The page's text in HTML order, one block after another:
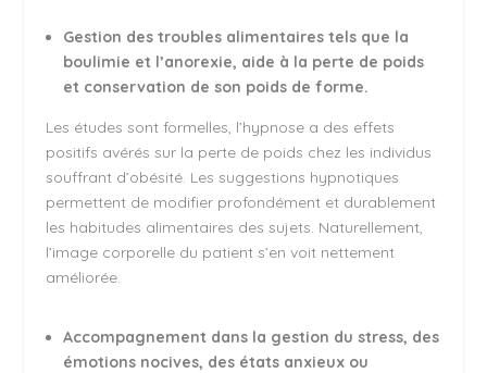
Gestion des troubles alimentaires tels que la
boulimie et l’anorexie, aide à la perte de poids
et conservation de son poids de forme.
Les études sont formelles, l’hypnose a des effets
positifs avérés sur la perte de poids chez les individus
souffrant d’obésité. Les suggestions hypnotiques
permettent de modifier profondément et durablement
les habitudes alimentaires des sujets. Naturellement,
l’image corporelle du patient s’en voit nettement
améliorée.
Accompagnement dans la gestion du stress, des
émotions nocives, des états anxieux ou